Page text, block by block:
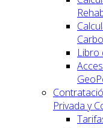
Libro
Privada y